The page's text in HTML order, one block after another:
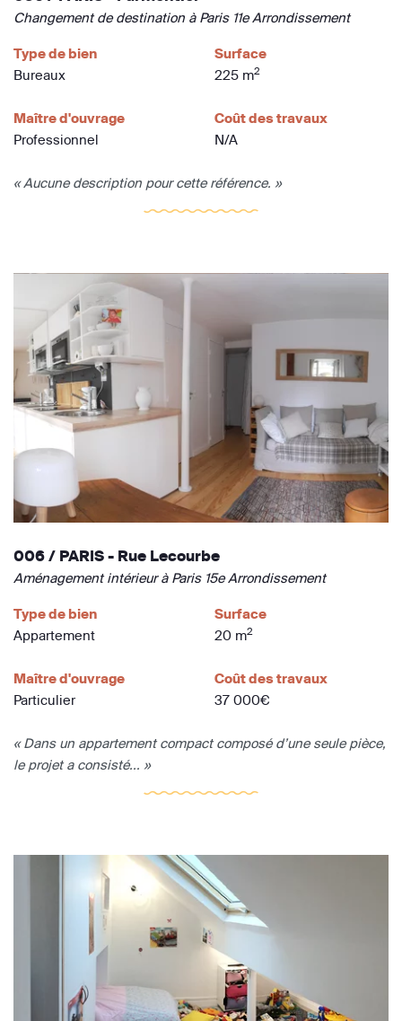
Changement de destination à Paris 11e Arrondissement
Type de bien
Bureaux
Surface
225 m2
Maître d'ouvrage
Professionnel
Coût des travaux
N/A
« Aucune description pour cette référence. »
006 / PARIS - Rue Lecourbe
Aménagement intérieur à Paris 15e Arrondissement
Type de bien
Appartement
Surface
20 m2
Maître d'ouvrage
Particulier
Coût des travaux
37 000€
« Dans un appartement compact composé d’une seule pièce,
le projet a consisté... »